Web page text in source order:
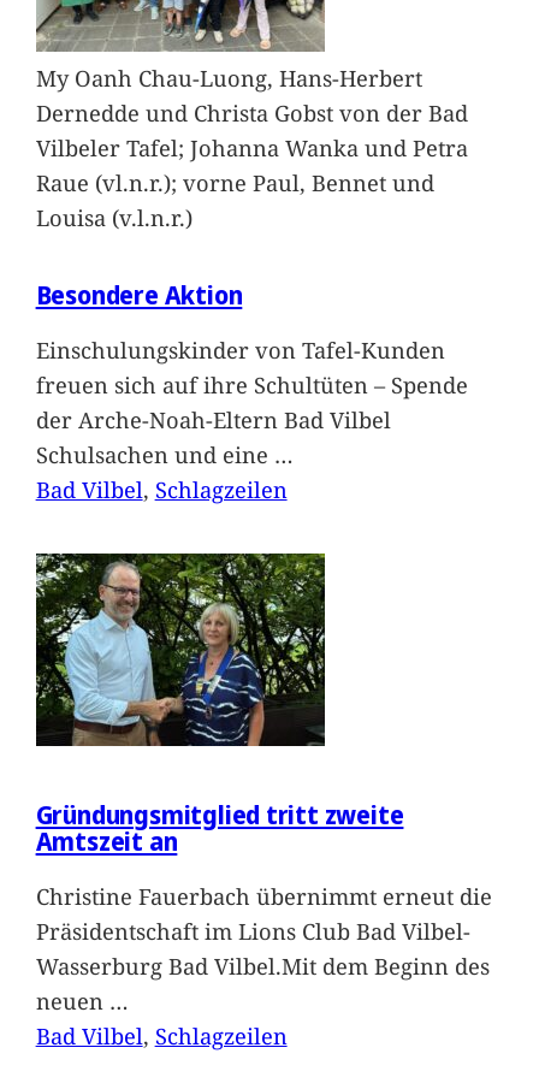
My Oanh Chau-Luong, Hans-Herbert
Dernedde und Christa Gobst von der Bad
Vilbeler Tafel; Johanna Wanka und Petra
Raue (vl.n.r.); vorne Paul, Bennet und
Louisa (v.l.n.r.)
Besondere Aktion
Einschulungskinder von Tafel-Kunden
freuen sich auf ihre Schultüten – Spende
der Arche-Noah-Eltern Bad Vilbel
Schulsachen und eine …
Bad Vilbel, Schlagzeilen
Gründungsmitglied tritt zweite
Amtszeit an
Christine Fauerbach übernimmt erneut die
Präsidentschaft im Lions Club Bad Vilbel-
Wasserburg Bad Vilbel.Mit dem Beginn des
neuen …
Bad Vilbel, Schlagzeilen